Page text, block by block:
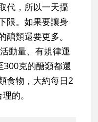
代，所以一天攝
限。如果要讓身
類還要更多。
動量、有規律運
克的醣類都還
食物，大約每日2
的。